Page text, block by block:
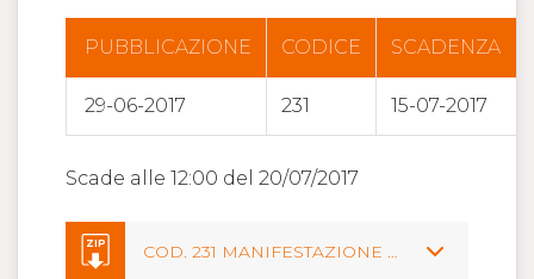
PUBBLICAZIONE CODICE SCADENZA
29-06-2017 231 15-07-2017
Scade alle 12:00 del 20/07/2017
ZIP COD. 231 MANIFESTAZIONE DI INTERESSE SCAD. 20 LUGLIO 2017 ORE 12.00